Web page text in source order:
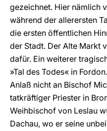
gezeichnet. Hier nämlich
während der allerersten
die ersten öffentlichen
der Stadt. Der Alte Markt
dafür. Ein weiterer
»Tal des Todes« in
Anlaß nicht an Bischof
tatkräftiger Priester in
Weihbischof von Leslau
Dachau, wo er seine